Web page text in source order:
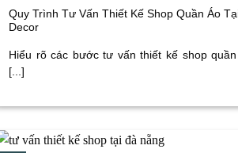
Quy Trình Tư Vấn Thiết Kế Shop Quần Áo
Decor
Hiểu rõ các bước tư vấn thiết kế shop
[...]